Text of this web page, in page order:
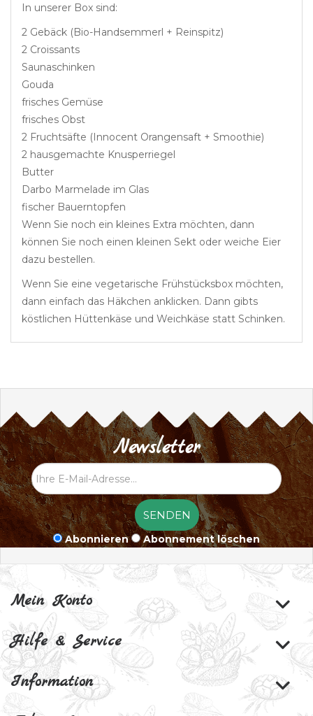
In unserer Box sind:
2 Gebäck (Bio-Handsemmerl + Reinspitz)
2 Croissants
Saunaschinken
Gouda
frisches Gemüse
frisches Obst
2 Fruchtsäfte (Innocent Orangensaft + Smoothie)
2 hausgemachte Knusperriegel
Butter
Darbo Marmelade im Glas
fischer Bauerntopfen
Wenn Sie noch ein kleines Extra möchten, dann
können Sie noch einen kleinen Sekt oder weiche Eier
dazu bestellen.
Wenn Sie eine vegetarische Frühstücksbox möchten,
dann einfach das Häkchen anklicken. Dann gibts
köstlichen Hüttenkäse und Weichkäse statt Schinken.
Newsletter
Abonnieren Abonnement löschen
Mein Konto
Hilfe & Service
Information